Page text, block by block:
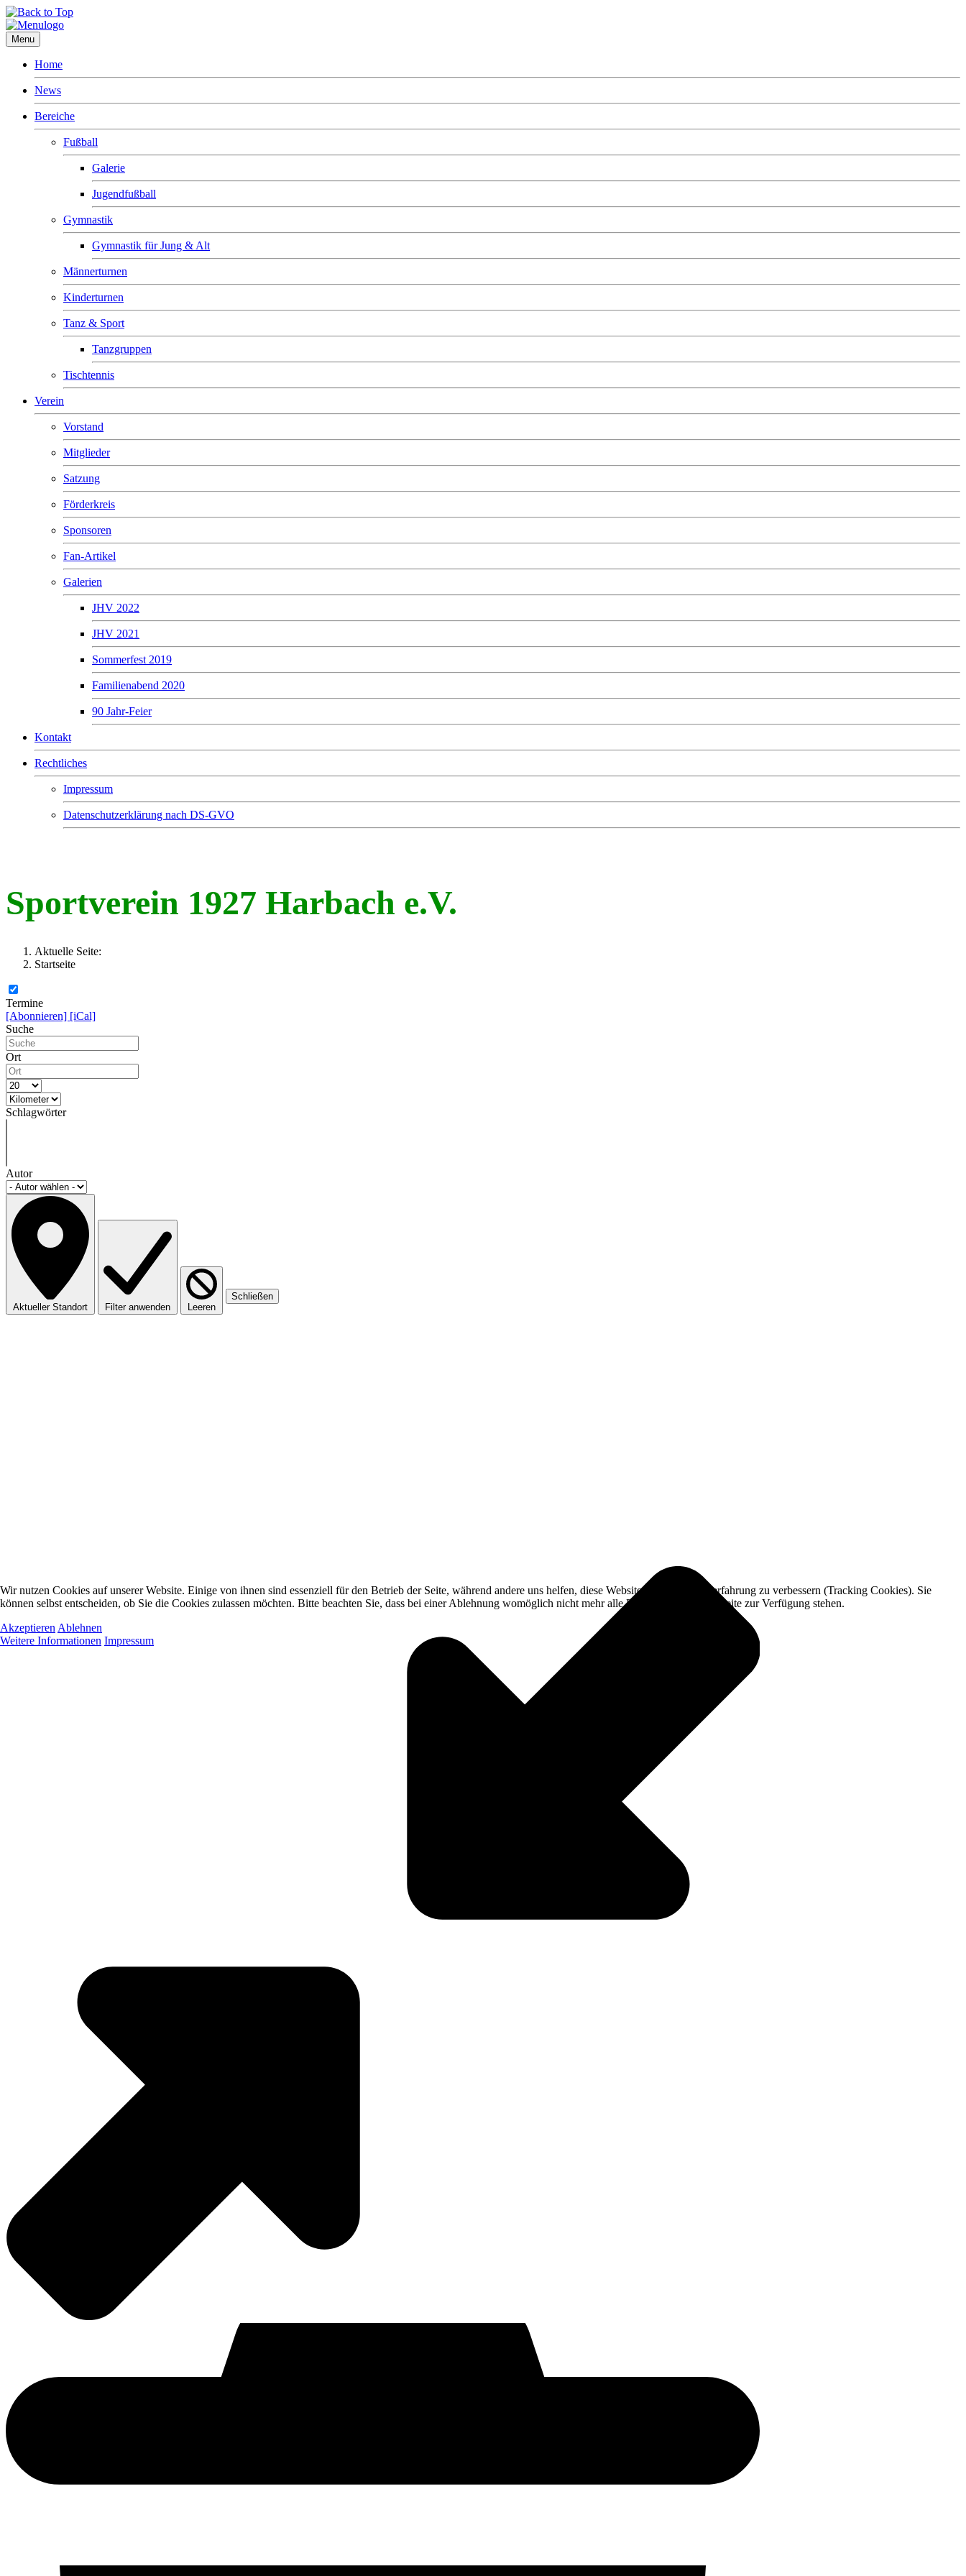
Menu
Home
News
Bereiche
Fußball
Galerie
Jugendfußball
Gymnastik
Gymnastik für Jung & Alt
Männerturnen
Kinderturnen
Tanz & Sport
Tanzgruppen
Tischtennis
Verein
Vorstand
Mitglieder
Satzung
Förderkreis
Sponsoren
Fan-Artikel
Galerien
JHV 2022
JHV 2021
Sommerfest 2019
Familienabend 2020
90 Jahr-Feier
Kontakt
Rechtliches
Impressum
Datenschutzerklärung nach DS-GVO
Sportverein 1927 Harbach e.V.
Aktuelle Seite:
Startseite
Termine
[Abonnieren] [iCal]
Suche
Ort
Schlagwörter
Autor
Aktueller Standort Filter anwenden Leeren
Schließen
Wir nutzen Cookies auf unserer Website. Einige von ihnen sind essenziell für den Betrieb der Seite, während andere uns helfen, diese Website und die Nutzererfahrung zu verbessern (Tracking Cookies). Sie
können selbst entscheiden, ob Sie die Cookies zulassen möchten. Bitte beachten Sie, dass bei einer Ablehnung womöglich nicht mehr alle Funktionalitäten der Seite zur Verfügung stehen.
Akzeptieren Ablehnen
Weitere Informationen Impressum